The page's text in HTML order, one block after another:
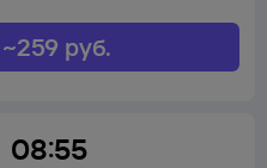
~259 руб.
08:55